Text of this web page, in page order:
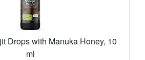
Drops with Manuka Honey, 10
ml